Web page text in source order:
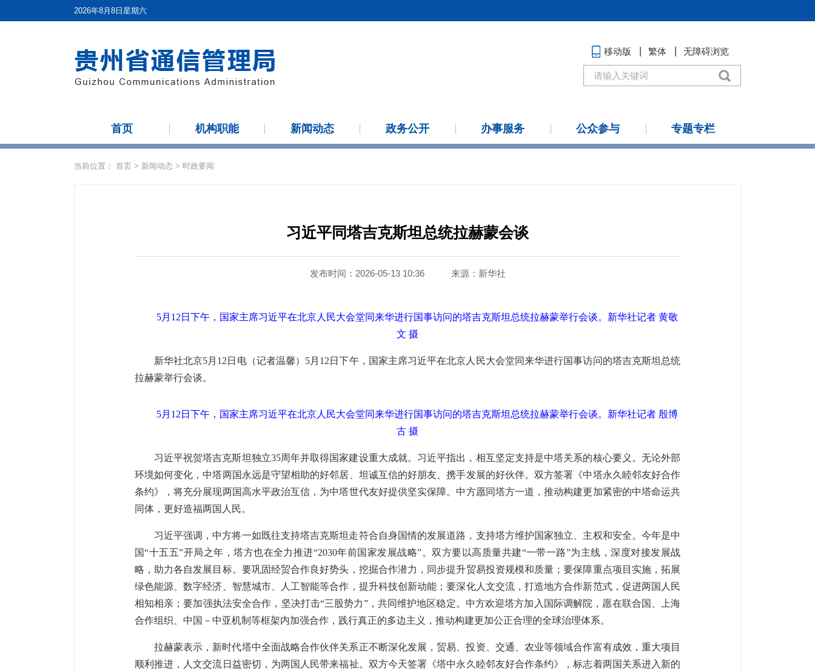
2026年8月8日星期六
移动版 繁体 无障碍浏览
首页 机构职能 新闻动态 政务公开 办事服务 公众参与 专题专栏
当前位置： 首页 > 新闻动态 > 时政要闻
习近平同塔吉克斯坦总统拉赫蒙会谈
发布时间：2026-05-13 10:36 来源： 新华社
5月12日下午，国家主席习近平在北京人民大会堂同来华进行国事访问的塔吉克斯坦总统拉赫蒙举行会谈。新华社记者 黄敬
文 摄
新华社北京5月12日电（记者温馨）5月12日下午，国家主席习近平在北京人民大会堂同来华进行国事访问的塔吉克斯坦总统
拉赫蒙举行会谈。
5月12日下午，国家主席习近平在北京人民大会堂同来华进行国事访问的塔吉克斯坦总统拉赫蒙举行会谈。新华社记者 殷博
古 摄
习近平祝贺塔吉克斯坦独立35周年并取得国家建设重大成就。习近平指出，相互坚定支持是中塔关系的核心要义。无论外部
环境如何变化，中塔两国永远是守望相助的好邻居、坦诚互信的好朋友、携手发展的好伙伴。双方签署《中塔永久睦邻友好合作
条约》，将充分展现两国高水平政治互信，为中塔世代友好提供坚实保障。中方愿同塔方一道，推动构建更加紧密的中塔命运共
同体，更好造福两国人民。
习近平强调，中方将一如既往支持塔吉克斯坦走符合自身国情的发展道路，支持塔方维护国家独立、主权和安全。今年是中
国“十五五”开局之年，塔方也在全力推进“2030年前国家发展战略”。双方要以高质量共建“一带一路”为主线，深度对接发展战
略，助力各自发展目标。要巩固经贸合作良好势头，挖掘合作潜力，同步提升贸易投资规模和质量；要保障重点项目实施，拓展
绿色能源、数字经济、智慧城市、人工智能等合作，提升科技创新动能；要深化人文交流，打造地方合作新范式，促进两国人民
相知相亲；要加强执法安全合作，坚决打击“三股势力”，共同维护地区稳定。中方欢迎塔方加入国际调解院，愿在联合国、上海
合作组织、中国－中亚机制等框架内加强合作，践行真正的多边主义，推动构建更加公正合理的全球治理体系。
拉赫蒙表示，新时代塔中全面战略合作伙伴关系正不断深化发展，贸易、投资、交通、农业等领域合作富有成效，重大项目
顺利推进，人文交流日益密切，为两国人民带来福祉。双方今天签署《塔中永久睦邻友好合作条约》，标志着两国关系进入新的